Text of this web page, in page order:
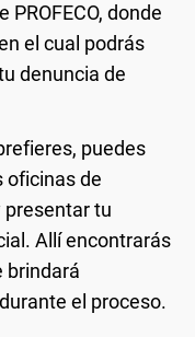
donde
el cual podrás
denuncia de
puedes
oficinas de
presentar tu
Allí encontrarás
brindará
el proceso.